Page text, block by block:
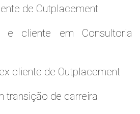
de Outplacement
cliente em Consultoria
cliente de Outplacement
transição de carreira